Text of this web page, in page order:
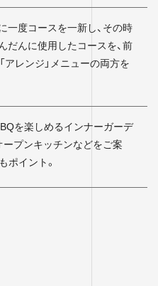
一度コースを一新し、その時
だんに使用したコースを、前
アレンジ」メニューの両方を
を楽しめるインナーガーデ
ープンキッチンなどをご案
ポイント。